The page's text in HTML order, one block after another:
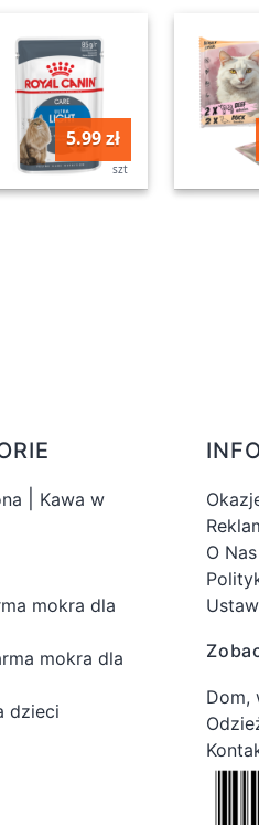
5.99 zł
szt
Kawa w
mokra dla
mokra dla
dzieci
O Nas
Dom,